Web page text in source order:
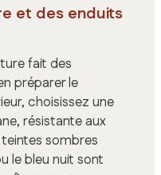
et des enduits
fait des
préparer le
choisissez une
résistante aux
sombres
le bleu nuit sont